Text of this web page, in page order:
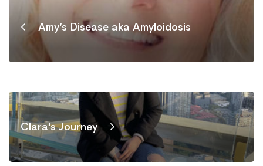
Amy’s Disease aka Amyloidosis
Clara’s Journey